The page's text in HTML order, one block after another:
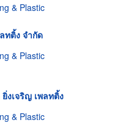
& Plastic
ทติ้ง จำกัด
& Plastic
งเจริญ เพลทติ้ง
& Plastic